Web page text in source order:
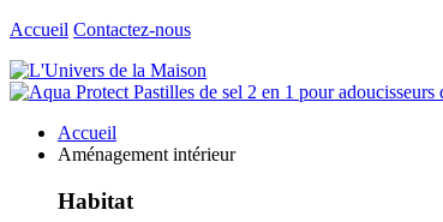
Accueil Contactez-nous
Accueil
Aménagement intérieur
Habitat